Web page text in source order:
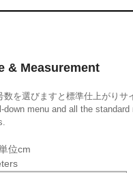
& Measurement
を選びますと標準仕上がりサ
menu and all the
位cm